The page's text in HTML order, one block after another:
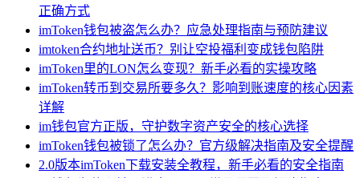
正确方式
imToken钱包被盗怎么办？应急处理指南与预防建议
imtoken合约地址送币？别让空投福利变成钱包陷阱
imToken里的LON怎么变现？新手必看的实操攻略
imToken转币到交易所要多久？影响到账速度的核心因素
详解
im钱包官方正版，守护数字资产安全的核心选择
imToken钱包被锁了怎么办？官方级解决指南及安全提醒
2.0版本imToken下载安装全教程，新手必看的安全指南